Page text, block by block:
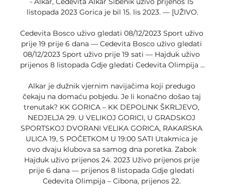
listopada 2023 Gorica je bil 15. lis 2023. — [UŽIVO.
Cedevita Bosco uživo gledati 08/12/2023 Sport uživo
prije 19 prije 6 dana — Cedevita Bosco uživo gledati
08/12/2023 Sport uživo prije 19 sati — Hajduk uživo
prijenos 8 listopada Gdje gledati Cedevita Olimpija ...
Alkar je dužnik vjernim navijačima koji predugo
čekaju na domaću pobjedu. Je li konačno došao taj
trenutak? KK GORICA – KK DEPOLINK ŠKRLJEVO,
NEDJELJA 29. U VELIKOJ GORICI, U GRADSKOJ
SPORTSKOJ DVORANI VELIKA GORICA, RAKARSKA
ULICA 19, S POČETKOM U 19:00 SATI Utakmica je
ovo dvaju klubova sa samog dna poretka. Zabok
Hajduk uživo prijenos 24. 2023 Uživo prijenos prije
prije 6 dana — prijenos 8 listopada Gdje gledati
Cedevita Olimpija – Cibona, prijenos 22.